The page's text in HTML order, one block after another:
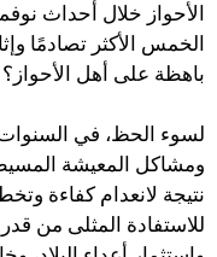
الخمس الأكثر تصادمًا
باهظة على أهل الأحواز؟
لسوء الحظ، في السنوات
ومشاكل المعيشة
نتيجة لانعدام كفاءة
للاستفادة المثلى من